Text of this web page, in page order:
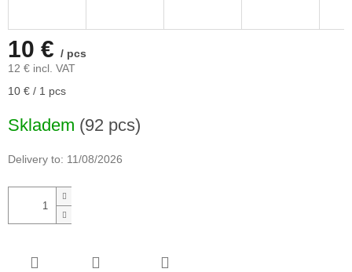
10 € / pcs
12 € incl. VAT
Measure
10 € / 1 pcs
Skladem (92 pcs)
Delivery to: 11/08/2026